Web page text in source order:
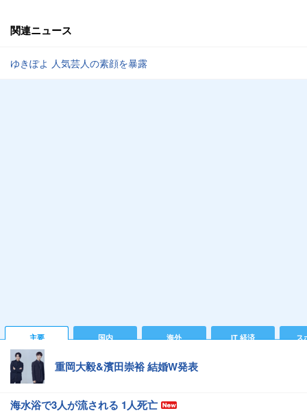
関連ニュース
ゆきぽよ 人気芸人の素顔を暴露
主要 国内 海外 IT 経済 ス
重岡大毅&濱田崇裕 結婚W発表
海水浴で3人が流される 1人死亡